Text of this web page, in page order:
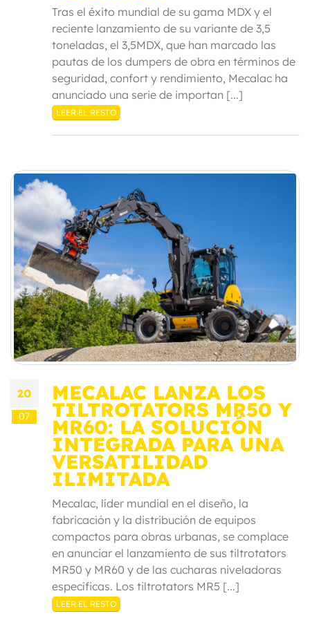
Tras el éxito mundial de su gama MDX y el
reciente lanzamiento de su variante de 3,5
toneladas, el 3,5MDX, que han marcado las
pautas de los dumpers de obra en términos de
seguridad, confort y rendimiento, Mecalac ha
anunciado una serie de importan [...]
LEER EL RESTO
20
07
MECALAC LANZA LOS
TILTROTATORS MR50 Y
MR60: LA SOLUCIÓN
INTEGRADA PARA UNA
VERSATILIDAD
ILIMITADA
Mecalac, líder mundial en el diseño, la
fabricación y la distribución de equipos
compactos para obras urbanas, se complace
en anunciar el lanzamiento de sus tiltrotators
MR50 y MR60 y de las cucharas niveladoras
específicas. Los tiltrotators MR5 [...]
LEER EL RESTO